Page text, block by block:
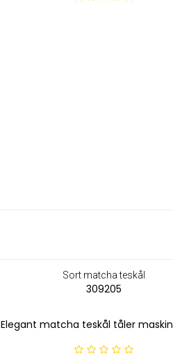
Sort matcha teskål
309205
Elegant matcha teskål tåler